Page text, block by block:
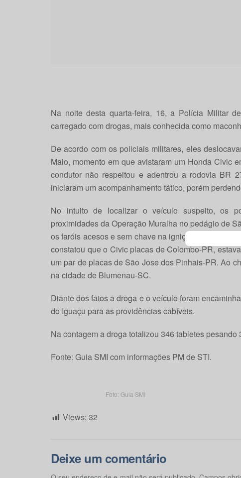
Na noite desta quarta-feira, 16, a Polícia Militar
carregado com drogas, mais conhecida como
De acordo com os policiais militares, eles
Maio, momento em que avistaram um Honda Civic
condutor não respeitou e adentrou a rodovia BR
iniciaram um acompanhamento tático, porém
No intuito de localizar o veículo suspeito, os
proximidades da Operação Muralha no pedágio de
os faróis acesos e sem chave na ignição, o condutor
constatou que o Civic placas de Colombo-PR,
um par de placas de São Jose dos Pinhais-PR. Ao
na cidade de Blumenau-SC.
Diante dos fatos a droga e o veículo foram
do Iguaçu para as providências cabíveis.
Na contagem a droga totalizou 346 tabletes pesando
Fonte: Guia SMI com informações PM de STI.
Foto: Guia SMI
Views: 32
Deixe um comentário